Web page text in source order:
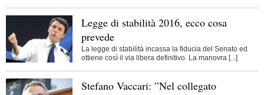
Legge di stabilità 2016, ecco cosa
prevede
La legge di stabilità incassa la fiducia del Senato ed
ottiene così il via libera definitivo. La manovra [...]
Stefano Vaccari: ”Nel collegato